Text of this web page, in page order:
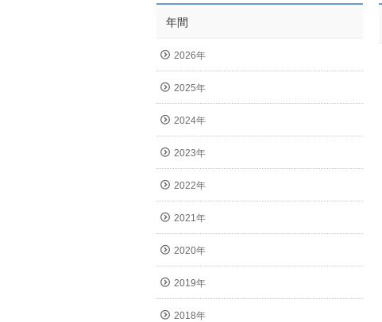
年間
2026年
2025年
2024年
2023年
2022年
2021年
2020年
2019年
2018年